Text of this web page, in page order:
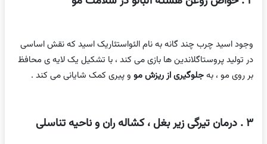
وجود اسید چرب چند گانه به نام الئواستئاریک اسید که نقش اساسی
در تولید پروستاگلاندین ها بازی می کند ، با تشکیل یک لایه ی محافظ
بر روی مو ، بهجلوگیری از ریزش مو و پیری کمک شایانی می کند .
۳ . درمان تیرگی زیر بغل ، کشاله ران و ناحیه تناسلی